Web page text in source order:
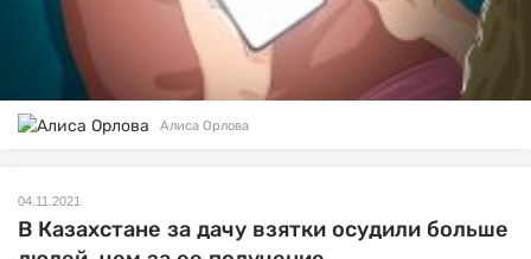
Алиса Орлова
04.11.2021
В Казахстане за дачу взятки осудили больше